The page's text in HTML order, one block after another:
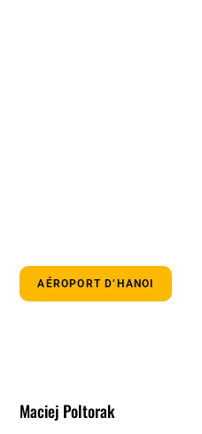
AÉROPORT D’HANOI
Maciej Poltorak